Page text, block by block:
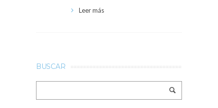
Leer más
BUSCAR